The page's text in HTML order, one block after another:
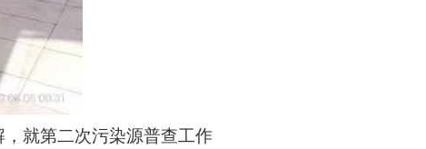
就第二次污染源普查工作